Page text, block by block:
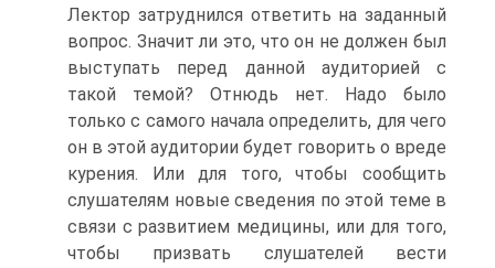
Лектор затруднился ответить на заданный
вопрос. Значит ли это, что он не должен был
выступать перед данной аудиторией с
такой темой? Отнюдь нет. Надо было
только с самого начала определить, для чего
он в этой аудитории будет говорить о вреде
курения. Или для того, чтобы сообщить
слушателям новые сведения по этой теме в
связи с развитием медицины, или для того,
чтобы призвать слушателей вести